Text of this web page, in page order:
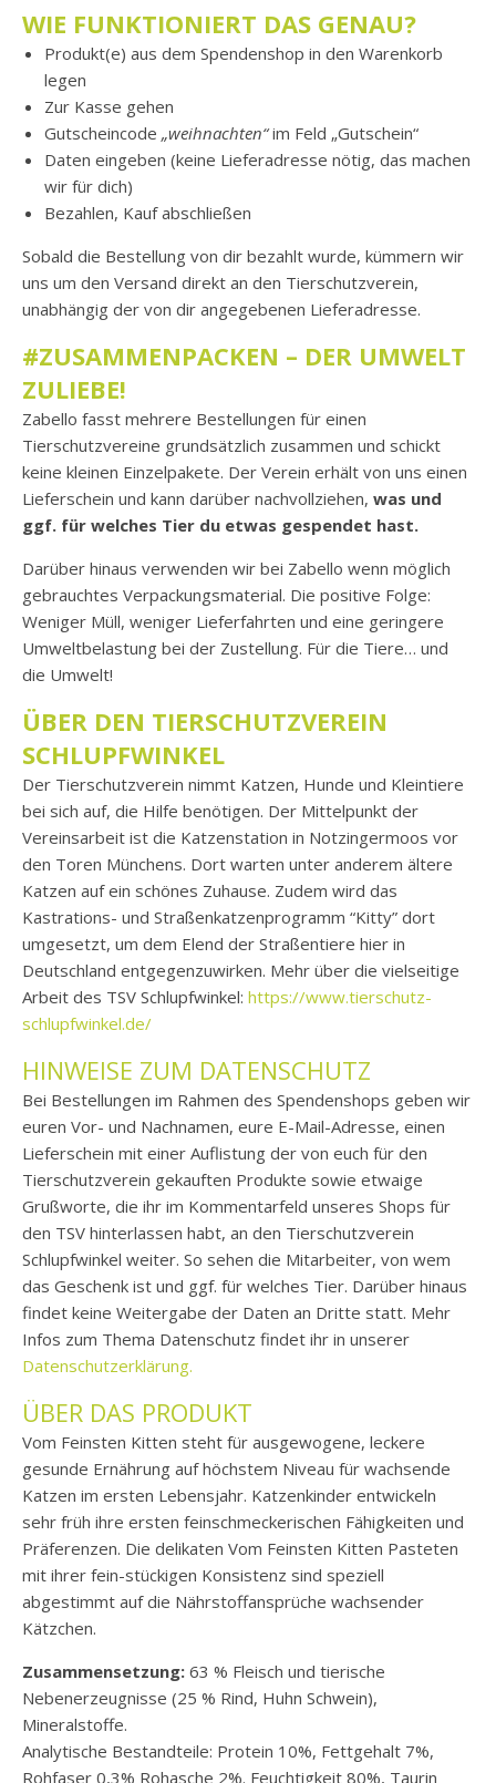
WIE FUNKTIONIERT DAS GENAU?
Produkt(e) aus dem Spendenshop in den Warenkorb
legen
Zur Kasse gehen
Gutscheincode „weihnachten“im Feld „Gutschein“
Daten eingeben (keine Lieferadresse nötig, das machen
wir für dich)
Bezahlen, Kauf abschließen
Sobald die Bestellung von dir bezahlt wurde, kümmern wir
uns um den Versand direkt an den Tierschutzverein,
unabhängig der von dir angegebenen Lieferadresse.
#ZUSAMMENPACKEN – DER UMWELT
ZULIEBE!
Zabello fasst mehrere Bestellungen für einen
Tierschutzvereine grundsätzlich zusammen und schickt
keine kleinen Einzelpakete. Der Verein erhält von uns einen
Lieferschein und kann darüber nachvollziehen, was und
ggf. für welches Tier du etwas gespendet hast.
Darüber hinaus verwenden wir bei Zabello wenn möglich
gebrauchtes Verpackungsmaterial. Die positive Folge:
Weniger Müll, weniger Lieferfahrten und eine geringere
Umweltbelastung bei der Zustellung. Für die Tiere… und
die Umwelt!
ÜBER DEN TIERSCHUTZVEREIN
SCHLUPFWINKEL
Der Tierschutzverein nimmt Katzen, Hunde und Kleintiere
bei sich auf, die Hilfe benötigen. Der Mittelpunkt der
Vereinsarbeit ist die Katzenstation in Notzingermoos vor
den Toren Münchens. Dort warten unter anderem ältere
Katzen auf ein schönes Zuhause. Zudem wird das
Kastrations- und Straßenkatzenprogramm “Kitty” dort
umgesetzt, um dem Elend der Straßentiere hier in
Deutschland entgegenzuwirken. Mehr über die vielseitige
Arbeit des TSV Schlupfwinkel: https://www.tierschutz-
schlupfwinkel.de/
HINWEISE ZUM DATENSCHUTZ
Bei Bestellungen im Rahmen des Spendenshops geben wir
euren Vor- und Nachnamen, eure E-Mail-Adresse, einen
Lieferschein mit einer Auflistung der von euch für den
Tierschutzverein gekauften Produkte sowie etwaige
Grußworte, die ihr im Kommentarfeld unseres Shops für
den TSV hinterlassen habt, an den Tierschutzverein
Schlupfwinkel weiter. So sehen die Mitarbeiter, von wem
das Geschenk ist und ggf. für welches Tier. Darüber hinaus
findet keine Weitergabe der Daten an Dritte statt. Mehr
Infos zum Thema Datenschutz findet ihr in unserer
Datenschutzerklärung.
ÜBER DAS PRODUKT
Vom Feinsten Kitten steht für ausgewogene, leckere
gesunde Ernährung auf höchstem Niveau für wachsende
Katzen im ersten Lebensjahr. Katzenkinder entwickeln
sehr früh ihre ersten feinschmeckerischen Fähigkeiten und
Präferenzen. Die delikaten Vom Feinsten Kitten Pasteten
mit ihrer fein-stückigen Konsistenz sind speziell
abgestimmt auf die Nährstoffansprüche wachsender
Kätzchen.
Zusammen­setzung: 63 % Fleisch und tierische
Nebenerzeugnisse (25 % Rind, Huhn Schwein),
Mineralstoffe.
Analytische Bestandteile: Protein 10%, Fettgehalt 7%,
Rohfaser 0,3% Rohasche 2%. Feuchtigkeit 80%, Taurin